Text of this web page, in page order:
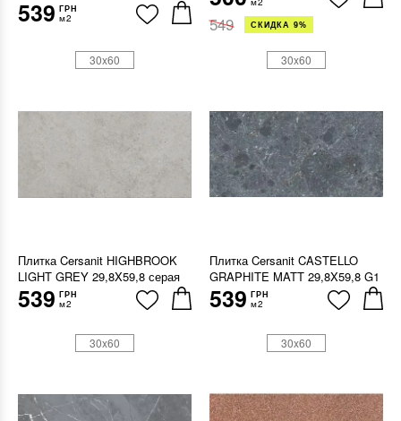
539 ГРН
м2 549 СКИДКА 9%
Плитка Cersanit HIGHBROOK
LIGHT GREY 29,8X59,8 серая
539 ГРН
м2
30x60
Плитка Cersanit CASTELLO
GRAPHITE MATT 29,8X59,8 G1
539 ГРН
м2
30x60
30x60 30x60